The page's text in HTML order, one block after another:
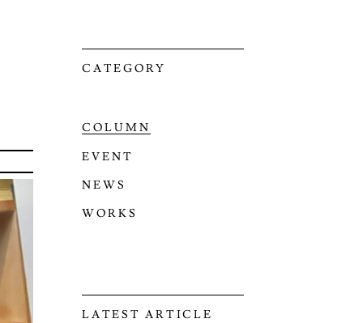
CATEGORY
COLUMN
EVENT
NEWS
WORKS
LATEST ARTICLE